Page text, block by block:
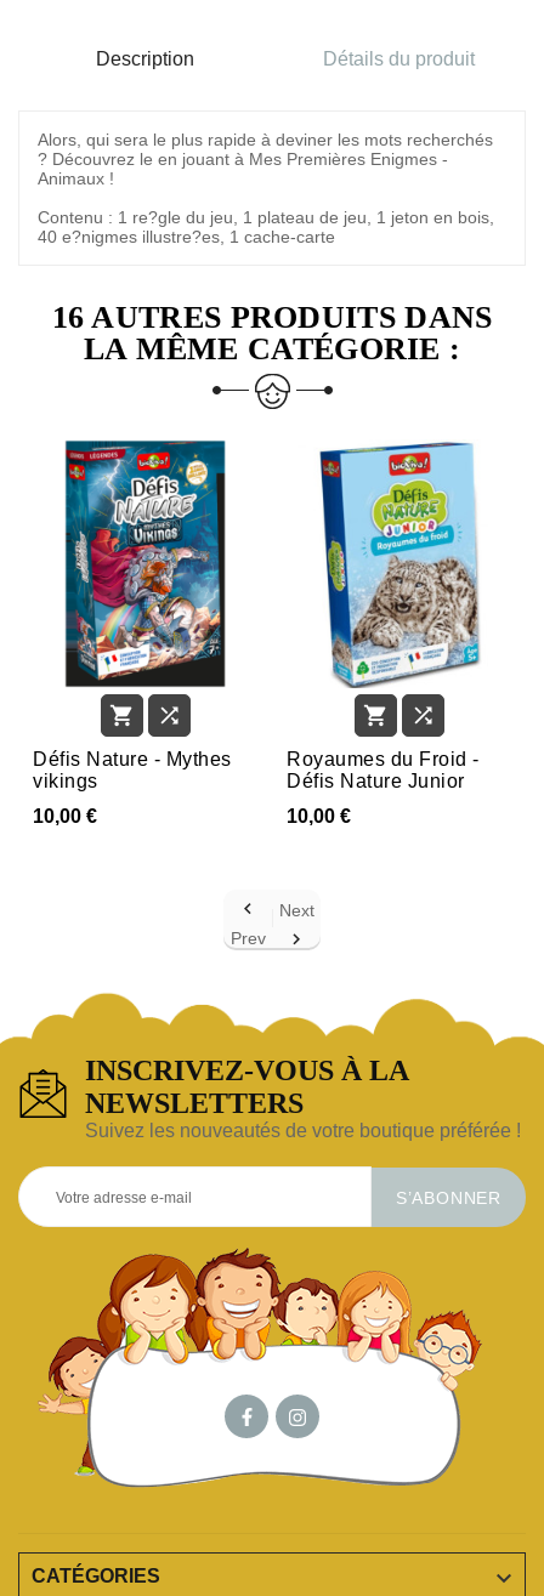
Description Détails du produit
Alors, qui sera le plus rapide à deviner les mots recherchés
? Découvrez le en jouant à Mes Premières Enigmes -
Animaux !
Contenu : 1 re?gle du jeu, 1 plateau de jeu, 1 jeton en bois,
40 e?nigmes illustre?es, 1 cache-carte
16 AUTRES PRODUITS DANS
LA MÊME CATÉGORIE :
 
Défis Nature - Mythes
vikings
10,00 €
 
Royaumes du Froid -
Défis Nature Junior
10,00 €

Prev
Next

INSCRIVEZ-VOUS À LA
NEWSLETTERS
Suivez les nouveautés de votre boutique préférée !
S’ABONNER
CATÉGORIES 